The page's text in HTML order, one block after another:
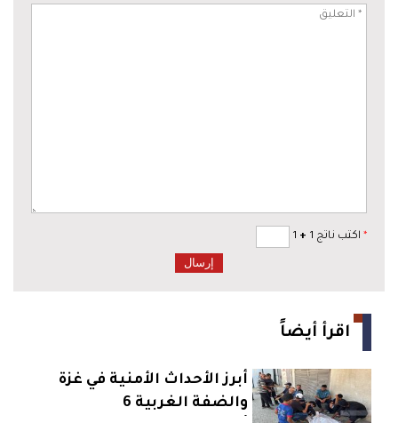
* اكتب ناتج 1 +
اقرأ أيضاً
أبرز الأحداث الأمنية في غزة
والضفة الغربية 6